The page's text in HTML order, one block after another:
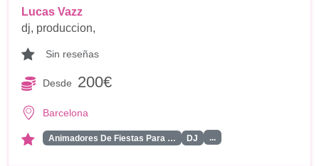
Lucas Vazz
dj, produccion,
Sin reseñas
Desde 200€
Barcelona
Animadores De Fiestas Para … DJ ...